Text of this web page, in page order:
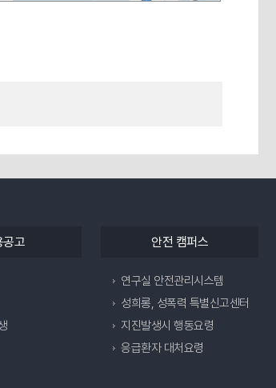
공고 안전 캠퍼스
연구실 안전관리시스템
성희롱, 성폭력 특별신고센터
지진발생시 행동요령
응급환자 대처요령